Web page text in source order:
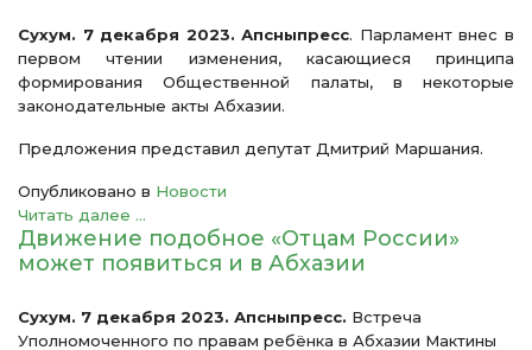
Сухум. 7 декабря 2023. Апсныпресс. Парламент внес в
первом чтении изменения, касающиеся принципа
формирования Общественной палаты, в некоторые
законодательные акты Абхазии.
Предложения представил депутат Дмитрий Маршания.
Опубликовано в Новости
Читать далее ...
Движение подобное «Отцам России»
может появиться и в Абхазии
Сухум. 7 декабря 2023. Апсныпресс. Встреча
Уполномоченного по правам ребёнка в Абхазии Мактины